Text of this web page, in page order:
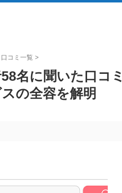
コミ一覧 >
名に聞いた口コミ
の全容を解明